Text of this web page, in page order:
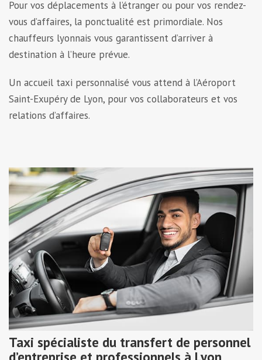
Pour vos déplacements à l’étranger ou pour vos rendez-
vous d’affaires, la ponctualité est primordiale. Nos
chauffeurs lyonnais vous garantissent d’arriver à
destination à l’heure prévue.
Un accueil taxi personnalisé vous attend à l’Aéroport
Saint-Exupéry de Lyon, pour vos collaborateurs et vos
relations d’affaires.
Taxi spécialiste du transfert de personnel